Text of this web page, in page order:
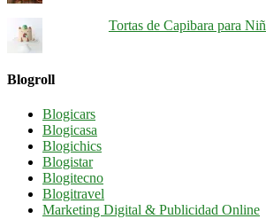
Tortas de Capibara para
Blogroll
Blogicars
Blogicasa
Blogichics
Blogistar
Blogitecno
Blogitravel
Marketing Digital & Publicidad Online